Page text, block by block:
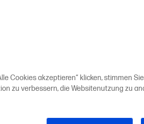
Cookies akzeptieren“ klicken, stimmen
zu verbessern, die Websitenutzung zu